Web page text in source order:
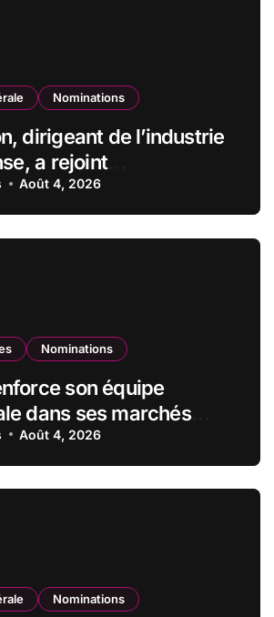
Nominations
dirigeant de l’industrie
a rejoint
GROUP (CSG) en
président du conseil
Août 4, 2026
Nominations
son équipe
dans ses marchés
Août 4, 2026
Nominations